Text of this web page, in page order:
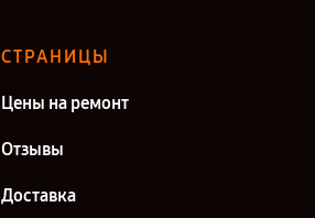
СТРАНИЦЫ
Цены на ремонт
Отзывы
Доставка